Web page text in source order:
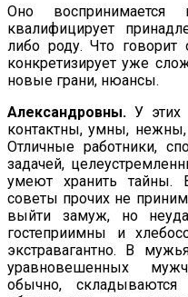
Оно
квалифицирует
либо роду. Что
конкретизирует уже
новые грани, нюансы.
Александровны. У этих
контакт­ны, умны,
Отличные ра­ботники,
задачей,
умеют хранить тайны.
советы прочих не
выйти замуж, но
гостеприимны и
экстравагантно. В
уравновешен­ных
обычно, складываются